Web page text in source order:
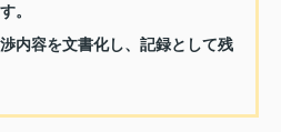
。
内容を文書化し、記録として残